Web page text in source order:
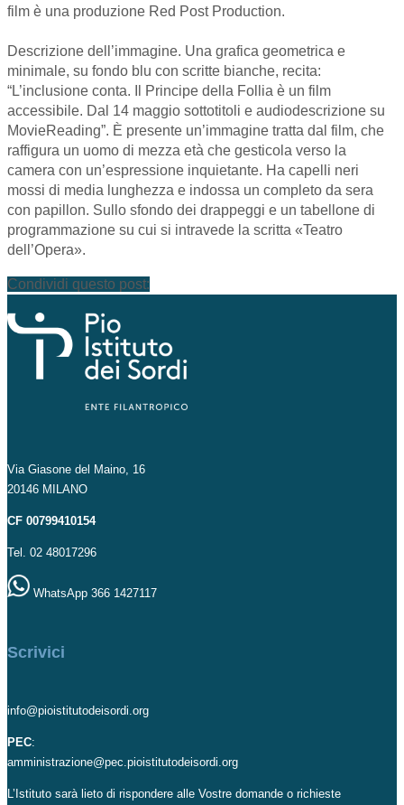
film è una produzione Red Post Production.
Descrizione dell’immagine. Una grafica geometrica e
minimale, su fondo blu con scritte bianche, recita:
“L’inclusione conta. Il Principe della Follia è un film
accessibile. Dal 14 maggio sottotitoli e audiodescrizione su
MovieReading”. È presente un’immagine tratta dal film, che
raffigura un uomo di mezza età che gesticola verso la
camera con un’espressione inquietante. Ha capelli neri
mossi di media lunghezza e indossa un completo da sera
con papillon. Sullo sfondo dei drappeggi e un tabellone di
programmazione su cui si intravede la scritta «Teatro
dell’Opera».
Condividi questo post:
Via Giasone del Maino, 16
20146 MILANO
CF 00799410154
Tel. 02 48017296
WhatsApp 366 1427117
Scrivici
info@pioistitutodeisordi.org
PEC:
amministrazione@pec.pioistitutodeisordi.org
L’Istituto sarà lieto di rispondere alle Vostre domande o richieste